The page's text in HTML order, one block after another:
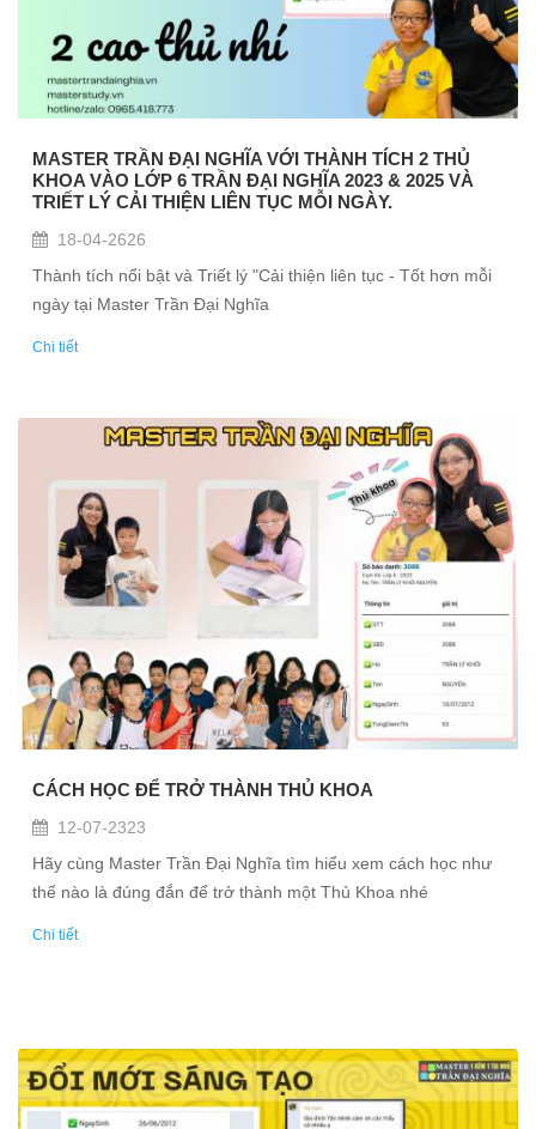
MASTER TRẦN ĐẠI NGHĨA VỚI THÀNH TÍCH 2 THỦ
KHOA VÀO LỚP 6 TRẦN ĐẠI NGHĨA 2023 & 2025 VÀ
TRIẾT LÝ CẢI THIỆN LIÊN TỤC MỖI NGÀY.
18-04-2626
Thành tích nổi bật và Triết lý "Cải thiện liên tục - Tốt hơn mỗi
ngày tại Master Trần Đại Nghĩa
Chi tiết
CÁCH HỌC ĐỂ TRỞ THÀNH THỦ KHOA
12-07-2323
Hãy cùng Master Trần Đại Nghĩa tìm hiểu xem cách học như
thế nào là đúng đắn để trở thành một Thủ Khoa nhé
Chi tiết